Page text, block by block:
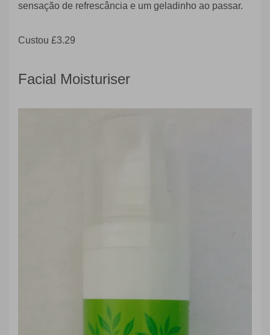
sensação de refrescância e um geladinho ao passar.
Custou £3.29
Facial Moisturiser